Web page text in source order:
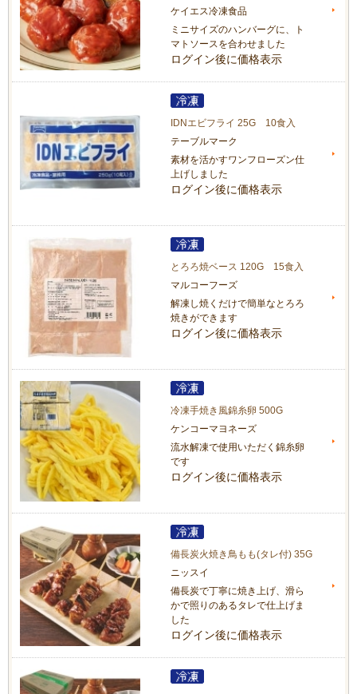
ケイエス冷凍食品
ミニサイズのハンバーグに、ト
マトソースを合わせました
ログイン後に価格表示
IDNエビフライ 25G 10食入
テーブルマーク
素材を活かすワンフローズン仕
上げしました
ログイン後に価格表示
とろろ焼ベース 120G 15食入
マルコーフーズ
解凍し焼くだけで簡単なとろろ
焼きができます
ログイン後に価格表示
冷凍手焼き風錦糸卵 500G
ケンコーマヨネーズ
流水解凍で使用いただく錦糸卵
です
ログイン後に価格表示
備長炭火焼き鳥もも(タレ付) 35G
ニッスイ
備長炭で丁寧に焼き上げ、滑ら
かで照りのあるタレで仕上げま
した
ログイン後に価格表示